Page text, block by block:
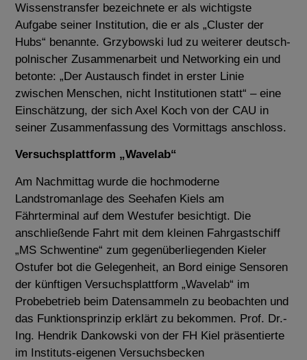
Wissenstransfer bezeichnete er als wichtigste
Aufgabe seiner Institution, die er als „Cluster der
Hubs“ benannte. Grzybowski lud zu weiterer deutsch-
polnischer Zusammenarbeit und Networking ein und
betonte: „Der Austausch findet in erster Linie
zwischen Menschen, nicht Institutionen statt“ – eine
Einschätzung, der sich Axel Koch von der CAU in
seiner Zusammenfassung des Vormittags anschloss.
Versuchsplattform „Wavelab“
Am Nachmittag wurde die hochmoderne
Landstromanlage des Seehafen Kiels am
Fährterminal auf dem Westufer besichtigt. Die
anschließende Fahrt mit dem kleinen Fahrgastschiff
„MS Schwentine“ zum gegenüberliegenden Kieler
Ostufer bot die Gelegenheit, an Bord einige Sensoren
der künftigen Versuchsplattform „Wavelab“ im
Probebetrieb beim Datensammeln zu beobachten und
das Funktionsprinzip erklärt zu bekommen. Prof. Dr.-
Ing. Hendrik Dankowski von der FH Kiel präsentierte
im Instituts-eigenen Versuchsbecken